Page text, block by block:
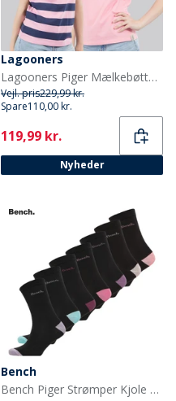
Lagooners
Lagooners Piger Mælkebøtte To Pak T Shirts Pink
Vejl. pris229,99 kr.
Spare110,00 kr.
Current
119,99 kr.
Nyheder
Bench
Bench Piger Strømper Kjole 7-pak Sort